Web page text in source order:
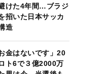
けた4年間…ブラジ
招いた日本サッカ
造
金はないです」20
ト6で３億2000万